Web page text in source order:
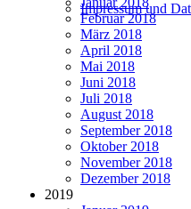
Impressum und
Februar 2018
März 2018
April 2018
Mai 2018
Juni 2018
Juli 2018
August 2018
September 2018
Oktober 2018
November 2018
Dezember 2018
2019